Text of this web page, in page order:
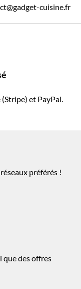
cuisine.fr
et PayPal.
préférés !
que des offres